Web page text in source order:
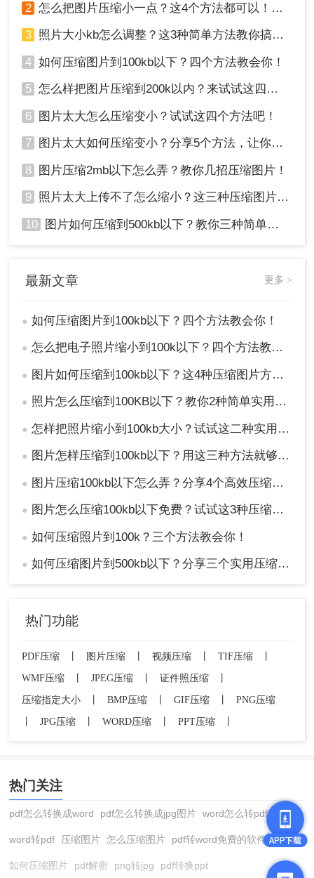
4、压缩完成，大家可以对比一下压缩前后的大小，
是不是小了很多呢。
方法四、使用图片编辑软件
除了第三方压缩软件外，还可以使用专业的图片编
辑软件（如Adobe Photoshop、GIMP等）来压缩图
片。这些软件提供了更高级的压缩选项和更精细的
1、用它压缩图片我们只需要首先新建一个项目，打
按快捷键【Shift+Ctrl+S】直接存储刚刚打开的图
2、设置图片存储位置点击【保存】返回ps页面之后
就会弹出一个【JPEG选项】，这个时候我们可以通
注意事项
量之间的关系，避免过度压缩导致图片失真或
2 怎么把图片压缩小一点？这4个方法都可以！赶紧试试！
3 照片大小kb怎么调整？这3种简单方法教你搞定！
4 如何压缩图片到100kb以下？四个方法教会你！
5 怎么样把图片压缩到200k以内？来试试这四种压缩方法！
6 图片太大怎么压缩变小？试试这四个方法吧！
7 图片太大如何压缩变小？分享5个方法，让你轻松调整图片大小
8 图片压缩2mb以下怎么弄？教你几招压缩图片！
9 照片太大上传不了怎么缩小？这三种压缩图片的方法非常实用！
10 图片如何压缩到500kb以下？教你三种简单方法！
最新文章 更多 >
● 如何压缩图片到100kb以下？四个方法教会你！
● 怎么把电子照片缩小到100k以下？四个方法教会你！
● 图片如何压缩到100kb以下？这4种压缩图片方法很实用！
● 照片怎么压缩到100KB以下？教你2种简单实用的压缩方法
● 怎样把照片缩小到100kb大小？试试这二种实用方法！
● 图片怎样压缩到100kb以下？用这三种方法就够了！
● 图片压缩100kb以下怎么弄？分享4个高效压缩方法！
● 图片怎么压缩100kb以下免费？试试这3种压缩方法！
● 如何压缩照片到100k？三个方法教会你！
● 如何压缩图片到500kb以下？分享三个实用压缩工具！
热门功能
PDF压缩 图片压缩 视频压缩 TIF压缩
WMF压缩
JPEG压缩 证件照压缩
压缩指定大小
BMP压缩 GIF压缩
PNG压缩
JPG压缩 WORD压缩 PPT压缩
热门关注
pdf怎么转换成word pdf怎么转换成jpg图片 word怎么转pdf
word转pdf 压缩图片 怎么压缩图片 pdf转word免费的软件
如何压缩图片 pdf解密 png转jpg pdf转换ppt